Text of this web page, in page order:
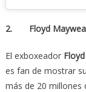
2. Floyd
El exboxeador
es fan de mostrar
más de 20 millones